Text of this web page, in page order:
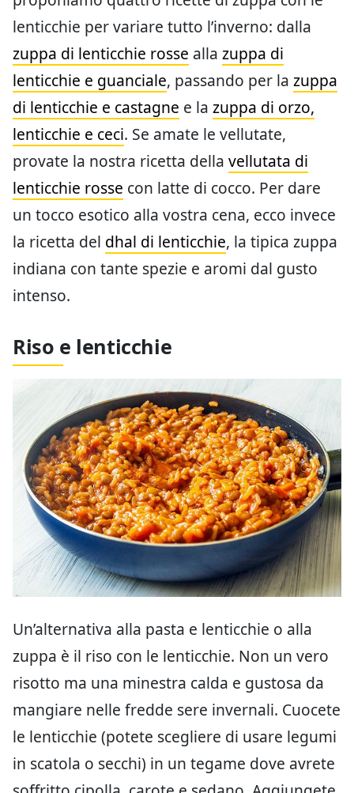
lenticchie per variare tutto l’inverno: dalla
zuppa di lenticchie rosse alla zuppa di
lenticchie e guanciale, passando per la zuppa
di lenticchie e castagne e la zuppa di orzo,
lenticchie e ceci. Se amate le vellutate,
provate la nostra ricetta della vellutata di
lenticchie rosse con latte di cocco. Per dare
un tocco esotico alla vostra cena, ecco invece
la ricetta del dhal di lenticchie, la tipica zuppa
indiana con tante spezie e aromi dal gusto
intenso.
Riso e lenticchie
Un’alternativa alla pasta e lenticchie o alla
zuppa è il riso con le lenticchie. Non un vero
risotto ma una minestra calda e gustosa da
mangiare nelle fredde sere invernali. Cuocete
le lenticchie (potete scegliere di usare legumi
in scatola o secchi) in un tegame dove avrete